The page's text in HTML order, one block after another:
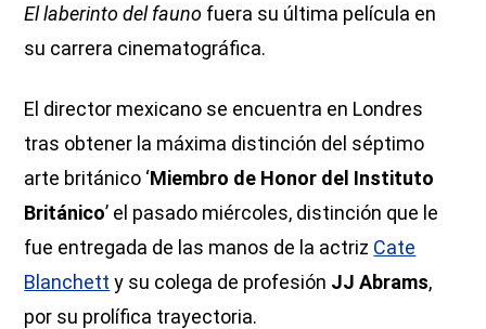
El laberinto del fauno fuera su última película en
su carrera cinematográfica.
El director mexicano se encuentra en Londres
tras obtener la máxima distinción del séptimo
arte británico ‘Miembro de Honor del Instituto
Británico’ el pasado miércoles, distinción que le
fue entregada de las manos de la actriz Cate
Blanchett y su colega de profesión JJ Abrams,
por su prolífica trayectoria.